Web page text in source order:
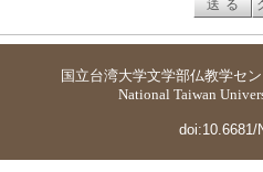
国立台湾大学文学部仏教学セ
National Taiwan
doi:10.6681/